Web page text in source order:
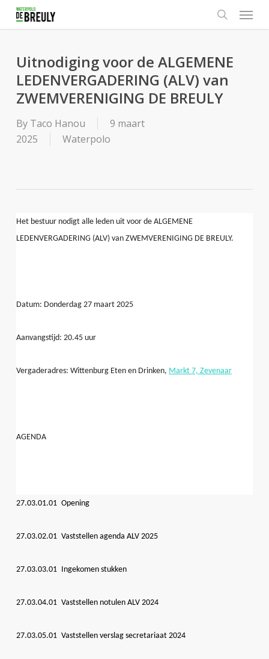
content
search
Menu
Uitnodiging voor de ALGEMENE
LEDENVERGADERING (ALV) van
ZWEMVERENIGING DE BREULY
By Taco Hanou
9 maart
2025
Waterpolo
Het bestuur nodigt alle leden uit voor de ALGEMENE
LEDENVERGADERING (ALV) van ZWEMVERENIGING DE BREULY.
Datum: Donderdag 27 maart 2025
Aanvangstijd: 20.45 uur
Vergaderadres: Wittenburg Eten en Drinken, Markt 7, Zevenaar
AGENDA
27.03.01.01 Opening
27.03.02.01 Vaststellen agenda ALV 2025
27.03.03.01 Ingekomen stukken
27.03.04.01 Vaststellen notulen ALV 2024
27.03.05.01 Vaststellen verslag secretariaat 2024